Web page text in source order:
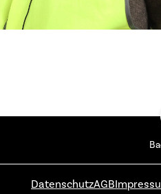
DatenschutzAGB